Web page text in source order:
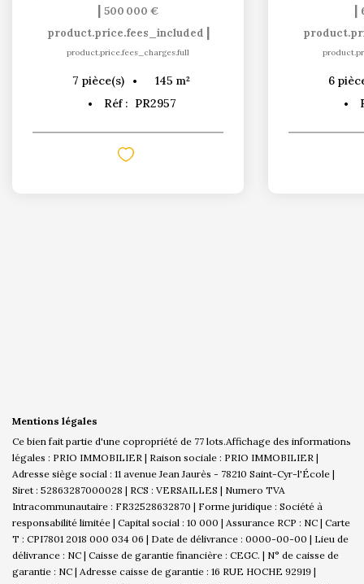
| 500 000 €
product.price.fees_included |
product.price.fees_charges.full
7 pièce(s) 145 m²
Réf : PR2957
|
6
Mentions légales
Ce bien fait partie d'une copropriété de 77 lots.Affichage des informations
légales : PRIO IMMOBILIER | Raison sociale : PRIO IMMOBILIER |
Adresse siège social : 11 avenue Jean Jaurès - 78210 Saint-Cyr-l'École |
Siret : 52863287000028 | RCS : VERSAILLES | Numero TVA
Intracommunautaire : FR32528632870 | Forme juridique : Société à
responsabilité limitée | Capital social : 10 000 | Assurance RCP : NC | Carte
T : CPI7801 2018 000 034 06 | Date de délivrance : 0000-00-00 | Lieu de
délivrance : NC | Caisse de garantie financière : CEGC. | N° de caisse de
garantie : NC | Adresse caisse de garantie : 16 RUE HOCHE 92919 |